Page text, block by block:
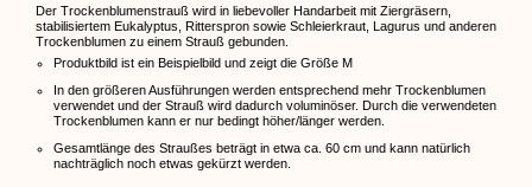
Der Trockenblumenstrauß wird in liebevoller Handarbeit mit Ziergräsern,
stabilisiertem Eukalyptus, Ritterspron sowie Schleierkraut, Lagurus und anderen
Trockenblumen zu einem Strauß gebunden.
Produktbild ist ein Beispielbild und zeigt die Größe M
In den größeren Ausführungen werden entsprechend mehr Trockenblumen
verwendet und der Strauß wird dadurch voluminöser. Durch die verwendeten
Trockenblumen kann er nur bedingt höher/länger werden.
Gesamtlänge des Straußes beträgt in etwa ca. 60 cm und kann natürlich
nachträglich noch etwas gekürzt werden.